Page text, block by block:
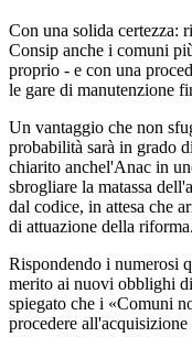
Con una solida certezza:
Consip anche i comuni
proprio - e con una
le gare di manutenzione
Un vantaggio che non
probabilità sarà in grado
chiarito anchel'Anac in
sbrogliare la matassa
dal codice, in attesa che
di attuazione della riforma.
Rispondendo i numerosi
merito ai nuovi obblighi
spiegato che i «Comuni
procedere